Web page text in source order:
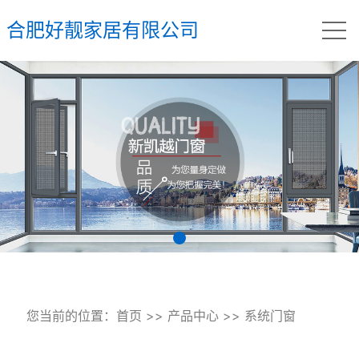
合肥好靓家居有限公司
您当前的位置： 首页 >> 产品中心>> 系统门窗